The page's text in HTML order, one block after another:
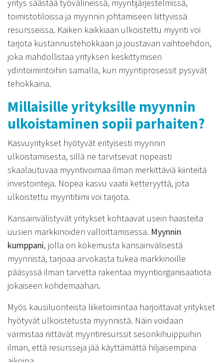
yritys säästää työvälineissä, myyntijärjestelmissä,
toimistotiloissa ja myynnin johtamiseen liittyvissä
resursseissa. Kaiken kaikkiaan ulkoistettu myynti voi
tarjota kustannustehokkaan ja joustavan vaihtoehdon,
joka mahdollistaa yrityksen keskittymisen
ydintoimintoihin samalla, kun myyntiprosessit pysyvät
tehokkaina.
Millaisille yrityksille myynnin
ulkoistaminen sopii parhaiten?
Kasvuyritykset hyötyvät erityisesti myynnin
ulkoistamisesta, sillä ne tarvitsevat nopeasti
skaalautuvaa myyntivoimaa ilman merkittäviä kiinteitä
investointeja. Nopea kasvu vaatii ketteryyttä, jota
ulkoistettu myyntitiimi voi tarjota.
Kansainvälistyvät yritykset kohtaavat usein haasteita
uusien markkinoiden valloittamisessa. Myynnin
kumppani, jolla on kokemusta kansainvälisestä
myynnistä, tarjoaa arvokasta tukea markkinoille
pääsyssä ilman tarvetta rakentaa myyntiorganisaatiota
jokaiseen kohdemaahan.
Myös kausiluonteista liiketoimintaa harjoittavat yritykset
hyötyvät ulkoistetusta myynnistä. Näin voidaan
varmistaa riittävät myyntiresurssit sesonkihuippuihin
ilman, että resursseja jää käyttämättä hiljaisempina